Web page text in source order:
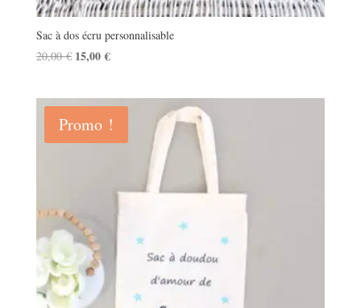
Sac à dos écru personnalisable
20,00€ Le
était :
20,00 €.
15,00€Le
est :
15,00 €.
Promo !